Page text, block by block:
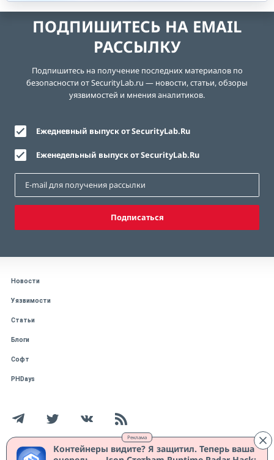
Реклама
Контейнеры видите? Я защитил. Теперь ваша
ПОДПИШИТЕСЬ НА EMAIL
РАССЫЛКУ
Подпишитесь на получение последних материалов по
безопасности от SecurityLab.ru — новости, статьи, обзоры
уязвимостей и мнения аналитиков.
Ежедневный выпуск от SecurityLab.Ru
Еженедельный выпуск от SecurityLab.Ru
Подписаться
Новости
Уязвимости
Статьи
Блоги
Софт
PHDays